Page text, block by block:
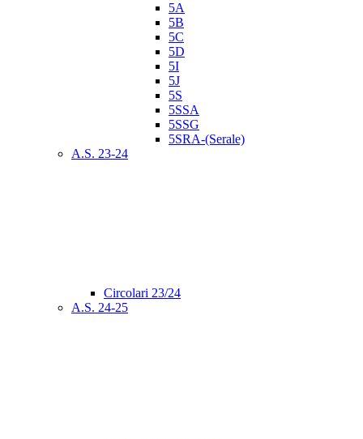
5A
5B
5C
5D
5I
5J
5S
5SSA
5SSG
5SRA-(Serale)
A.S. 23-24
Circolari 23/24
A.S. 24-25